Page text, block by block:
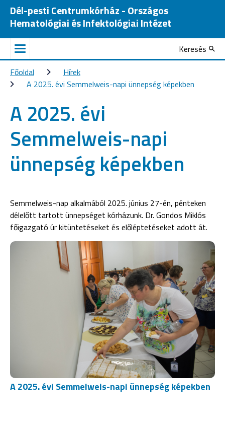
Dél-pesti Centrumkórház - Országos
Hematológiai és Infektológiai Intézet
Keresés
Főoldal
Hírek
A 2025. évi Semmelweis-napi ünnepség képekben
A 2025. évi
Semmelweis-napi
ünnepség képekben
Semmelweis-nap alkalmából 2025. június 27-én, pénteken
délelőtt tartott ünnepséget kórházunk. Dr. Gondos Miklós
főigazgató úr kitüntetéseket és előléptetéseket adott át.
A 2025. évi Semmelweis-napi ünnepség képekben